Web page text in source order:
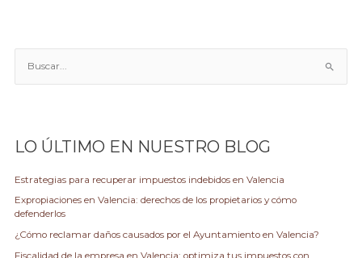
Aplicación
a
r
o
r
LO ÚLTIMO EN NUESTRO BLOG
Estrategias para recuperar impuestos indebidos en Valencia
Expropiaciones en Valencia: derechos de los propietarios y cómo
defenderlos
¿Cómo reclamar daños causados por el Ayuntamiento en Valencia?
Fiscalidad de la empresa en Valencia: optimiza tus impuestos con